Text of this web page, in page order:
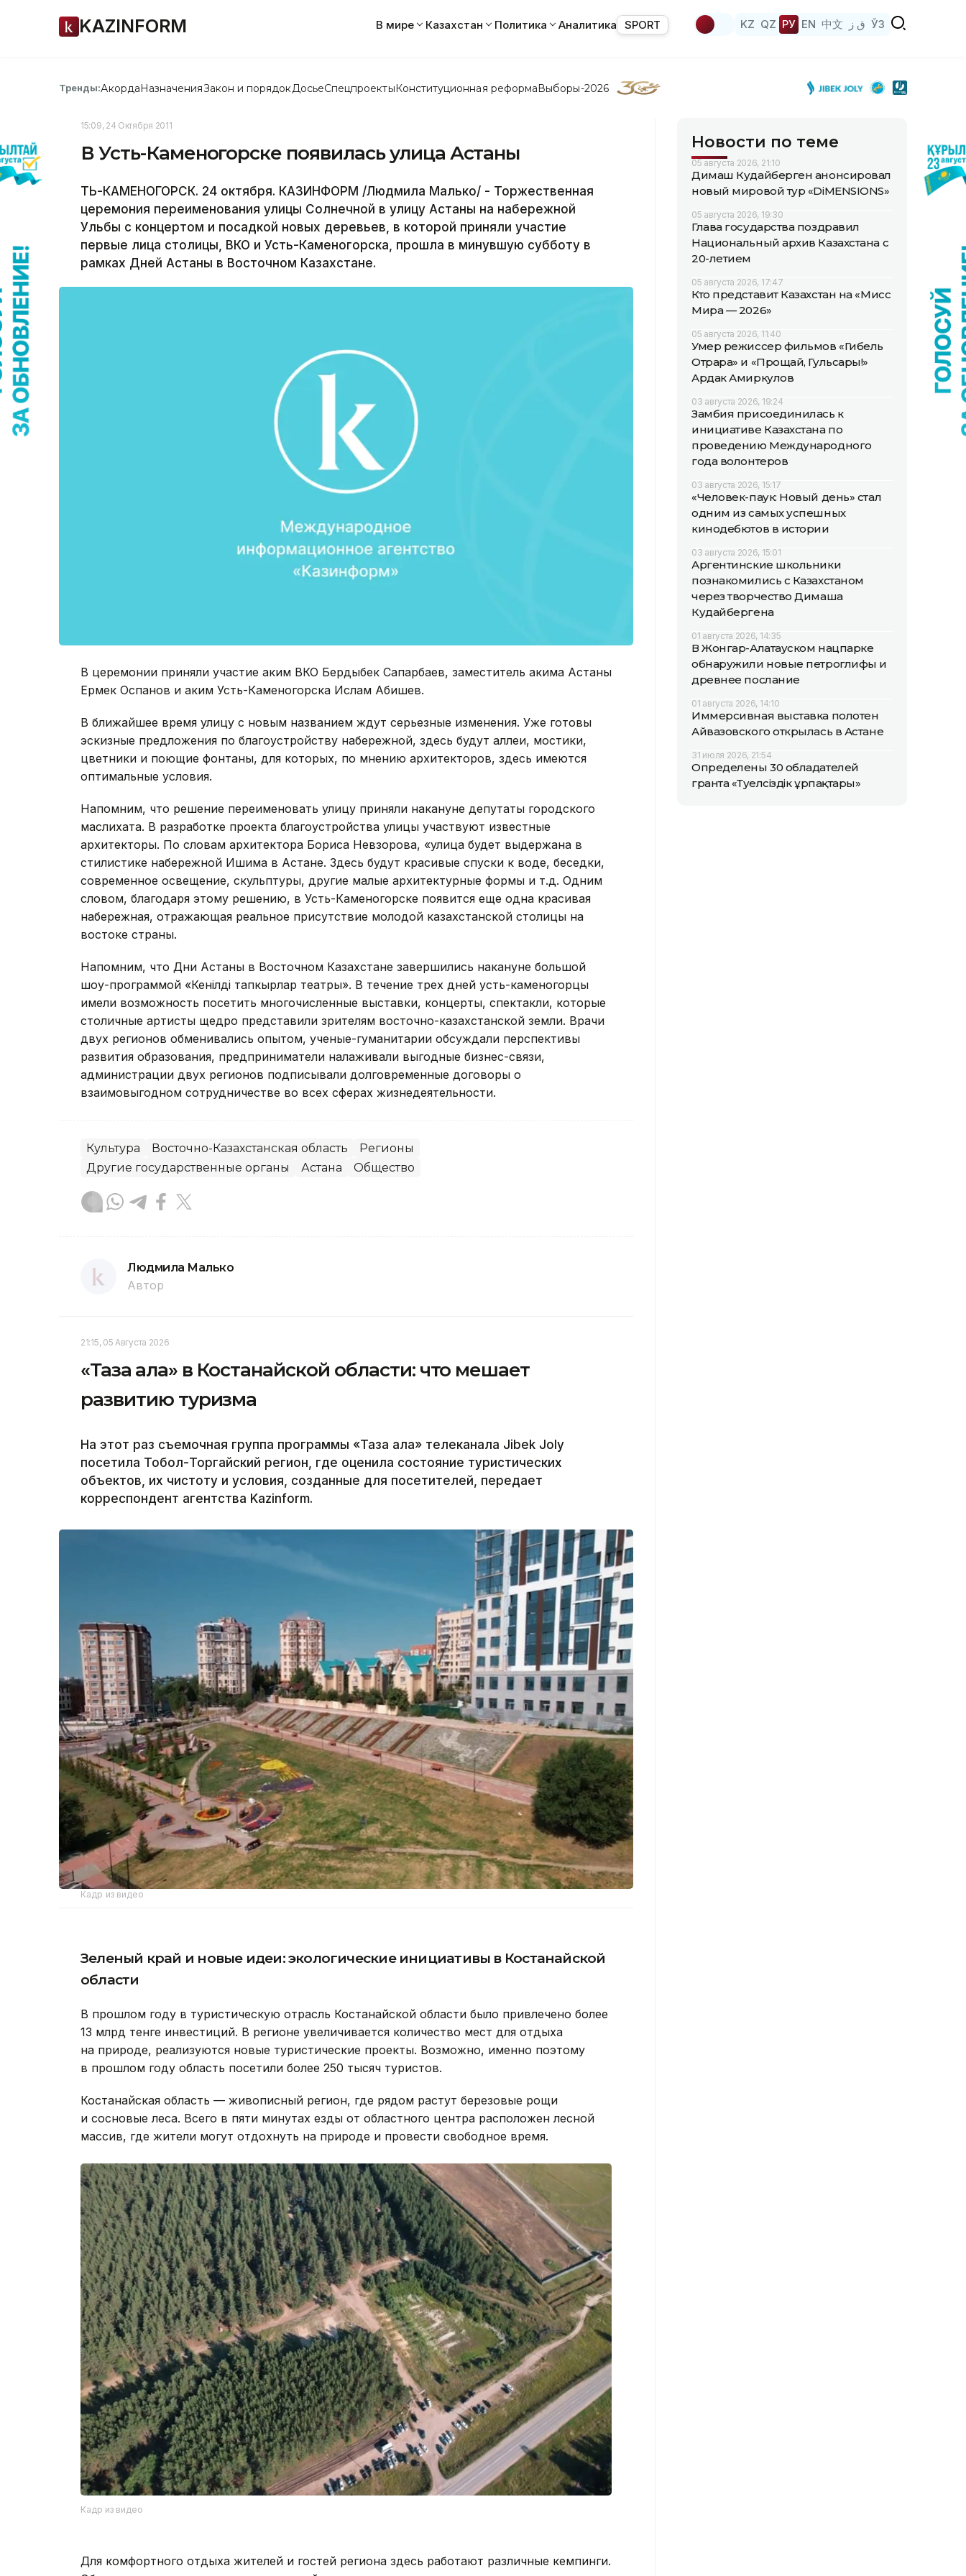
KAZINFORM В мире Казахстан Политика Аналитика SPORT KZ QZ РУ EN 中文 ق ز ЎЗ
Тренды:АкордаНазначенияЗакон и порядок ДосьеСпецпроектыКонституционная реформаВыборы-2026
15:09, 24 Октября 2011
В Усть-Каменогорске появилась улица Астаны
ТЬ­-КАМЕНОГОРСК. 24 октября. КАЗИНФОРМ /Людмила Малько/ - Торжественная
церемония переименования улицы Солнечной в улицу Астаны на набережной
Ульбы с концертом и посадкой новых деревьев, в которой приняли участие
первые лица столицы, ВКО и Усть-Каменогорска, прошла в минувшую субботу в
рамках Дней Астаны в Восточном Казахстане.
В церемонии приняли участие аким ВКО Бердыбек Сапарбаев, заместитель акима Астаны
Ермек Оспанов и аким Усть-Каменогорска Ислам Абишев.
В ближайшее время улицу с новым названием ждут серьезные изменения. Уже готовы
эскизные предложения по благоустройству набережной, здесь будут аллеи, мостики,
цветники и поющие фонтаны, для которых, по мнению архитекторов, здесь имеются
оптимальные условия.
Напомним, что решение переименовать улицу приняли накануне депутаты городского
маслихата. В разработке проекта благоустройства улицы участвуют известные
архитекторы. По словам архитектора Бориса Невзорова, «улица будет выдержана в
стилистике набережной Ишима в Астане. Здесь будут красивые спуски к воде, беседки,
современное освещение, скульптуры, другие малые архитектурные формы и т.д. Одним
словом, благодаря этому решению, в Усть-Каменогорске появится еще одна красивая
набережная, отражающая реальное присутствие молодой казахстанской столицы на
востоке страны.
Напомним, что Дни Астаны в Восточном Казахстане завершились накануне большой
шоу-программой «Кенiлдi тапкырлар театры». В течение трех дней усть-каменогорцы
имели возможность посетить многочисленные выставки, концерты, спектакли, которые
столичные артисты щедро представили зрителям восточно-казахстанской земли. Врачи
двух регионов обменивались опытом, ученые-гуманитарии обсуждали перспективы
развития образования, предприниматели налаживали выгодные бизнес-связи,
администрации двух регионов подписывали долговременные договоры о
взаимовыгодном сотрудничестве во всех сферах жизнедеятельности.
Культура Восточно-Казахстанская область
Регионы
Другие государственные органы
Астана Общество
Людмила Малько
Автор
21:15, 05 Августа 2026
«Таза қала» в Костанайской области: что мешает
развитию туризма
На этот раз съемочная группа программы «Таза қала» телеканала Jibek Joly
посетила Тобол-Торгайский регион, где оценила состояние туристических
объектов, их чистоту и условия, созданные для посетителей, передает
корреспондент агентства Kazinform.
Кадр из видео
Зеленый край и новые идеи: экологические инициативы в Костанайской
области
В прошлом году в туристическую отрасль Костанайской области было привлечено более
13 млрд тенге инвестиций. В регионе увеличивается количество мест для отдыха
на природе, реализуются новые туристические проекты. Возможно, именно поэтому
в прошлом году область посетили более 250 тысяч туристов.
Костанайская область — живописный регион, где рядом растут березовые рощи
и сосновые леса. Всего в пяти минутах езды от областного центра расположен лесной
массив, где жители могут отдохнуть на природе и провести свободное время.
Кадр из видео
Для комфортного отдыха жителей и гостей региона здесь работают различные кемпинги.
Новости по теме
05 августа 2026, 21:10
Димаш Кудайберген анонсировал
новый мировой тур «DiMENSIONS»
05 августа 2026, 19:30
Глава государства поздравил
Национальный архив Казахстана с
20-летием
05 августа 2026, 17:47
Кто представит Казахстан на «Мисс
Мира — 2026»
05 августа 2026, 11:40
Умер режиссер фильмов «Гибель
Отрара» и «Прощай, Гульсары!»
Ардак Амиркулов
03 августа 2026, 19:24
Замбия присоединилась к
инициативе Казахстана по
проведению Международного
года волонтеров
03 августа 2026, 15:17
«Человек-паук: Новый день» стал
одним из самых успешных
кинодебютов в истории
03 августа 2026, 15:01
Аргентинские школьники
познакомились с Казахстаном
через творчество Димаша
Кудайбергена
01 августа 2026, 14:35
В Жонгар-Алатауском нацпарке
обнаружили новые петроглифы и
древнее послание
01 августа 2026, 14:10
Иммерсивная выставка полотен
Айвазовского открылась в Астане
31 июля 2026, 21:54
Определены 30 обладателей
гранта «Тәуелсіздік ұрпақтары»